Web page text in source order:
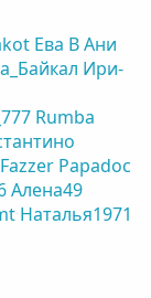
Ева ВАни
Ири-
Rumba
Fazzer Papadoc
Алена49
Наталья1971